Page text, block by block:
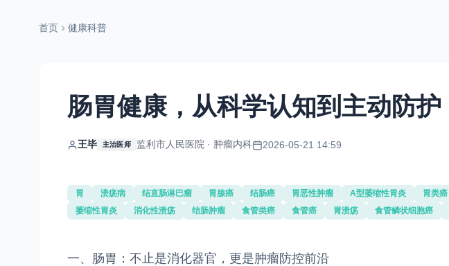
首页 健康科普
肠胃健康，从科学认知到主动防护
王毕 主治医师 监利市人民医院 · 肿瘤内科 2026-05-21 14:59
胃 溃疡病 结直肠淋巴瘤 胃腺癌 结肠癌 胃恶性肿瘤 A型萎缩性胃炎 胃类癌
萎缩性胃炎
消化性溃疡 结肠肿瘤 食管类癌 食管癌 胃溃疡 食管鳞状细胞癌
一、肠胃：不止是消化器官，更是肿瘤防控前沿